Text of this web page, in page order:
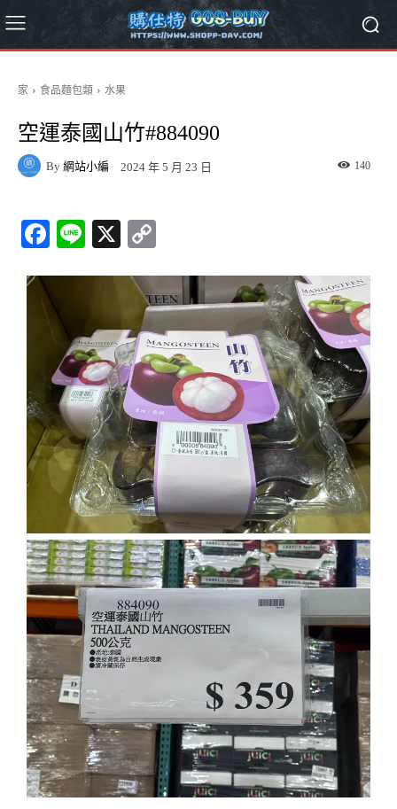
家 食品麵包類 水果
空運泰國山竹#884090
By 網站小編 2024 年 5 月 23 日 140
Fa
ok
Li
X
y
Li
nk